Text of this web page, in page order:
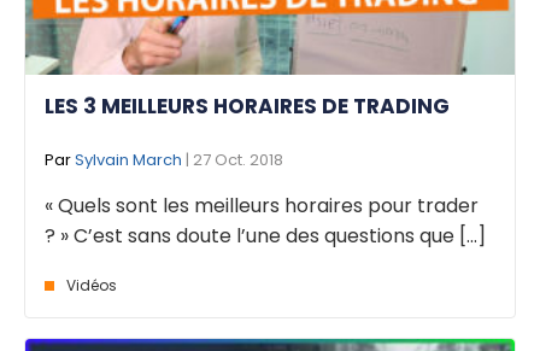
LES 3 MEILLEURS HORAIRES DE TRADING
ParSylvain March | 27 Oct. 2018
« Quels sont les meilleurs horaires pour trader
? » C’est sans doute l’une des questions que [...]
Vidéos